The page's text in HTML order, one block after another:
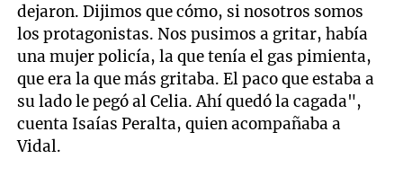
dejaron. Dijimos que cómo, si nosotros somos
los protagonistas. Nos pusimos a gritar, había
una mujer policía, la que tenía el gas pimienta,
que era la que más gritaba. El paco que estaba a
su lado le pegó al Celia. Ahí quedó la cagada",
cuenta Isaías Peralta, quien acompañaba a
Vidal.